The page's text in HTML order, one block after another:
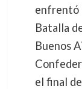
enfrentó
Batalla
Buenos
el final